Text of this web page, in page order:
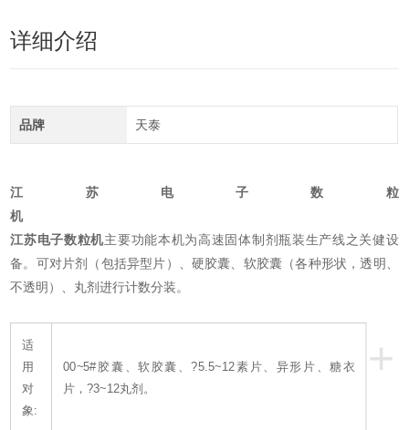
详细介绍
品牌 天泰
江苏电子数粒
机
江苏电子数粒机主要功能本机为高速固体制剂瓶装生产线之关健设
备。可对片剂（包括异型片）、硬胶囊、软胶囊（各种形状，透明、
不透明）、丸剂进行计数分装。
+
适
用
对
象:
00~5#胶囊、软胶囊、?5.5~12素片、异形片、糖衣
片，?3~12丸剂。